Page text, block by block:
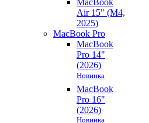
MacBook
Air 15" (M4,
2025)
MacBook Pro
MacBook
Pro 14"
(2026)
Новинка
MacBook
Pro 16"
(2026)
Новинка